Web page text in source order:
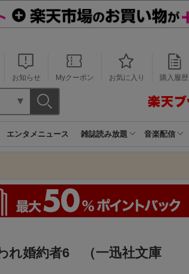
お知らせ Myクーポン お気に入り 購入履歴
エンタメニュース 雑誌読み放題 音楽配信
れ婚約者6 （一迅社文庫